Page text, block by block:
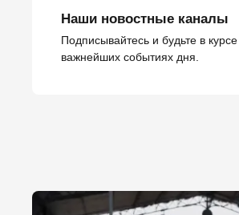
Наши новостные каналы
Подписывайтесь и будьте в
важнейших событиях дня.